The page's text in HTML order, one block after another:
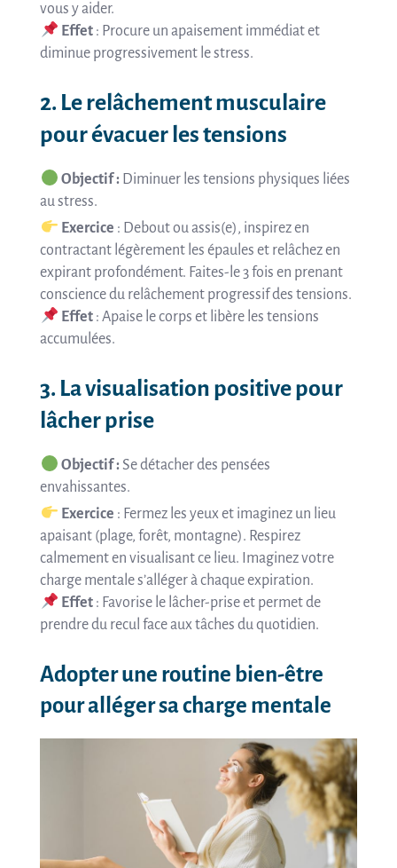
vous y aider.
Effet: Procure un apaisement immédiat et
diminue progressivement le stress.
2. Le relâchement musculaire
pour évacuer les tensions
Objectif :Diminuer les tensions physiques liées
au stress.
Exercice : Debout ou assis(e), inspirez en
contractant légèrement les épaules et relâchez en
expirant profondément. Faites-le 3 fois en prenant
conscience du relâchement progressif des tensions.
Effet: Apaise le corps et libère les tensions
accumulées.
3. La visualisation positive pour
lâcher prise
Objectif :Se détacher des pensées
envahissantes.
Exercice : Fermez les yeux et imaginez un lieu
apaisant (plage, forêt, montagne). Respirez
calmement en visualisant ce lieu. Imaginez votre
charge mentale s’alléger à chaque expiration.
Effet: Favorise le lâcher-prise et permet de
prendre du recul face aux tâches du quotidien.
Adopter une routine bien-être
pour alléger sa charge mentale